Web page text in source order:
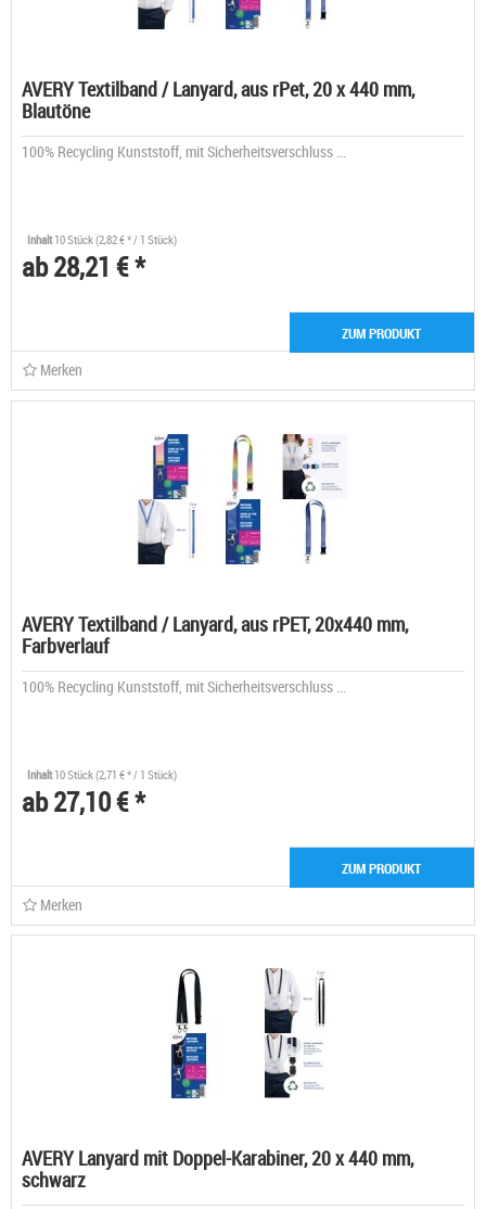
AVERY Textilband / Lanyard, aus rPet, 20 x 440 mm,
Blautöne
100% Recycling Kunststoff, mit Sicherheitsverschluss ...
Inhalt10 Stück(2,82 € * / 1 Stück)
ab 28,21 € *
ZUM PRODUKT
Merken
AVERY Textilband / Lanyard, aus rPET, 20x440 mm,
Farbverlauf
100% Recycling Kunststoff, mit Sicherheitsverschluss ...
Inhalt10 Stück(2,71 € * / 1 Stück)
ab 27,10 € *
ZUM PRODUKT
Merken
AVERY Lanyard mit Doppel-Karabiner, 20 x 440 mm,
schwarz